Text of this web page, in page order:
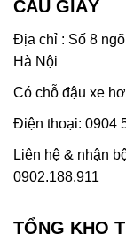
CẦU GIẤY
Địa chỉ : Số 8
Hà Nội
Có chỗ đậu xe
Điện thoại: 0904
Liên hệ & nhận
0902.188.911
TỔNG KHO